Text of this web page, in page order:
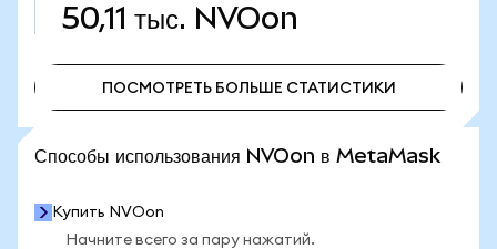
50,11 тыс. NVOon
ПОСМОТРЕТЬ БОЛЬШЕ СТАТИСТИКИ
Способы использования NVOon в MetaMask
Купить NVOon
Начните всего за пару нажатий.